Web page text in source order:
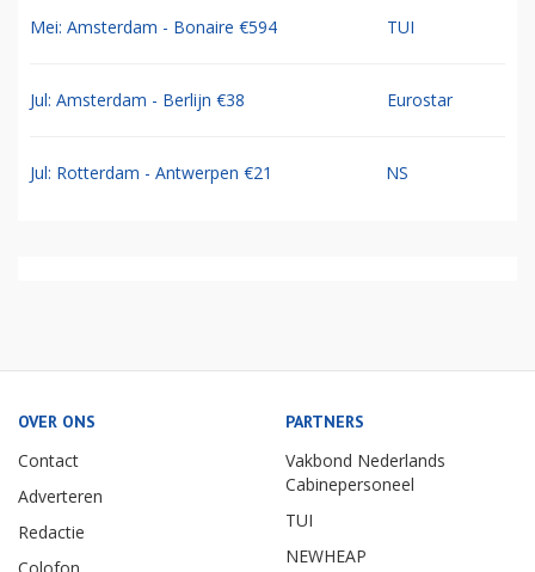
Mei: Amsterdam - Bonaire €594 TUI
Jul: Amsterdam - Berlijn €38 Eurostar
Jul: Rotterdam - Antwerpen €21 NS
OVER ONS
Contact
Adverteren
Redactie
PARTNERS
Vakbond Nederlands
Cabinepersoneel
TUI
NEWHEAP